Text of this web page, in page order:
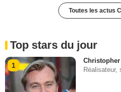
Toutes les actus
Top stars du jour
1
Réalisateur,